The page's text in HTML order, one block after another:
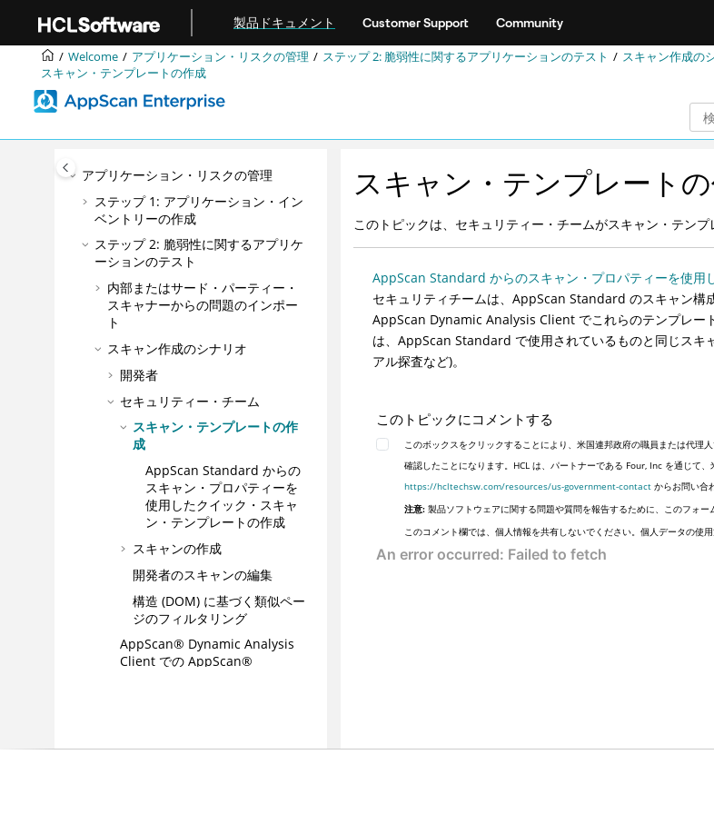
製品ドキュメント Customer Support Community
Welcome アプリケーション・リスクの管理 ステップ 2: 脆弱性に関するアプリケーションのテスト スキャン作成の
スキャン・テンプレートの作成
ン
統合
DevOps
ベスト・プラクティス
アプリケーション・リスクの管理
ステップ 1: アプリケーション・イン
ベントリーの作成
ステップ 2: 脆弱性に関するアプリケ
ーションのテスト
内部またはサード・パーティー・
スキャナーからの問題のインポー
ト
スキャン作成のシナリオ
開発者
セキュリティー・チーム
スキャン・テンプレートの作
成
AppScan Standard からの
スキャン・プロパティーを
使用したクイック・スキャ
ン・テンプレートの作成
スキャンの作成
開発者のスキャンの編集
構造 (DOM) に基づく類似ペー
ジのフィルタリング
AppScan® Dynamic Analysis
Client での AppScan®
スキャン・テンプレート
このトピックは、セキュリティー・チームがスキャン・テンプ
AppScan Standard からのスキャン・プロパティーを使用
セキュリティチームは、AppScan Standard のスキャン構
AppScan Dynamic Analysis Client でこれらのテンプレ
は、AppScan Standard で使用されているものと同じスキ
アル探査など)。
このトピックにコメントする
このボックスをクリックすることにより、米国連邦政府の職員または代理
確認したことになります。HCL は、パートナーである Four, Inc を通じて
https://hcltechsw.com/resources/us-government-contact からお問い合
注意: 製品ソフトウェアに関する問題や質問を報告するために、このフォー
このコメント欄では、個人情報を共有しないでください。個人データの使用